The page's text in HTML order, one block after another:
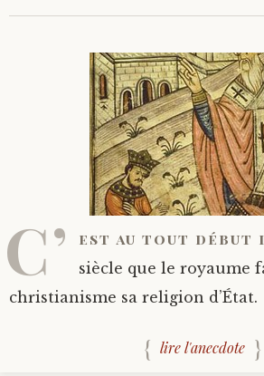
C’ est au tout début
siècle que le royaume
christianisme sa religion d’État.
lire l'anecdote